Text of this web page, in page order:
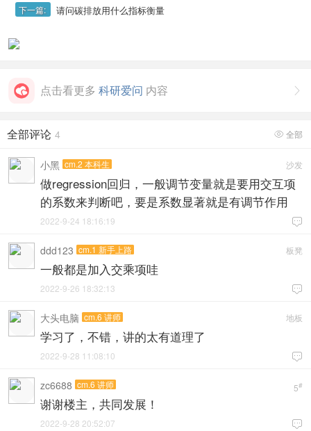
下一篇: 请问碳排放用什么指标衡量

点击看更多 科研爱问 内容
 全部
全部评论 4
沙发
小黑 cm.2 本科生
做regression回归，一般调节变量就是要用交互项
的系数来判断吧，要是系数显著就是有调节作用

2022-9-24 18:16:19
板凳
ddd123 cm.1 新手上路
一般都是加入交乘项哇

2022-9-26 18:32:13
地板
大头电脑 cm.6 讲师
学习了，不错，讲的太有道理了

2022-9-28 11:08:10
5#
zc6688 cm.6 讲师
谢谢楼主，共同发展！

2022-9-28 20:52:07